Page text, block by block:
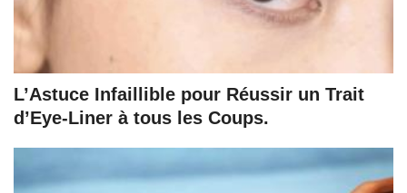
L’Astuce Infaillible pour Réussir un Trait
d’Eye-Liner à tous les Coups.